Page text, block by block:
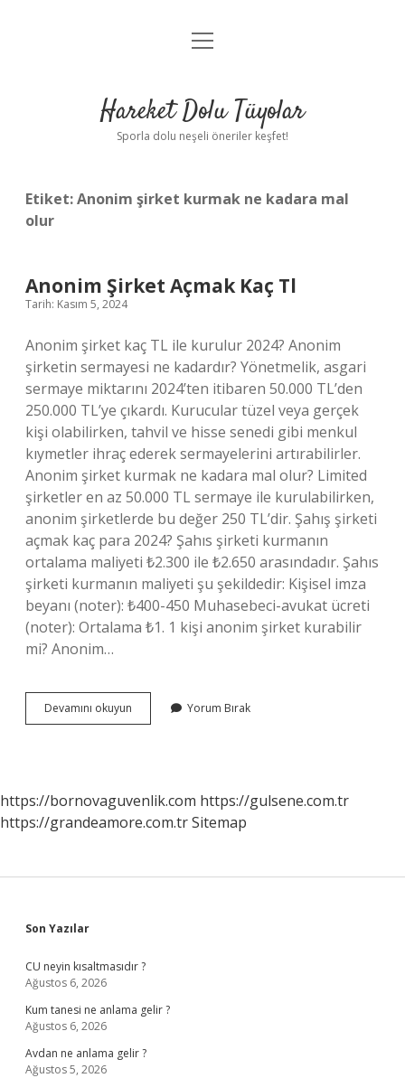
Anasayfa
Yasal Uyarı
menüyü
Hareket Dolu Tüyolar
Sporla dolu neşeli öneriler keşfet!
Etiket:Anonim şirket kurmak ne kadara mal
olur
Anonim Şirket Açmak Kaç Tl
Tarih: Kasım 5, 2024
Anonim şirket kaç TL ile kurulur 2024? Anonim
şirketin sermayesi ne kadardır? Yönetmelik, asgari
sermaye miktarını 2024’ten itibaren 50.000 TL’den
250.000 TL’ye çıkardı. Kurucular tüzel veya gerçek
kişi olabilirken, tahvil ve hisse senedi gibi menkul
kıymetler ihraç ederek sermayelerini artırabilirler.
Anonim şirket kurmak ne kadara mal olur? Limited
şirketler en az 50.000 TL sermaye ile kurulabilirken,
anonim şirketlerde bu değer 250 TL’dir. Şahış şirketi
açmak kaç para 2024? Şahıs şirketi kurmanın
ortalama maliyeti ₺2.300 ile ₺2.650 arasındadır. Şahıs
şirketi kurmanın maliyeti şu şekildedir: Kişisel imza
beyanı (noter): ₺400-450 Muhasebeci-avukat ücreti
(noter): Ortalama ₺1. 1 kişi anonim şirket kurabilir
mi? Anonim…
Devamını okuyun
Şirket
Yorum Bırak
https://bornovaguvenlik.com https://gulsene.com.tr
https://grandeamore.com.trSitemap
Sidebar
Son Yazılar
CU neyin kısaltmasıdır ?
Ağustos 6, 2026
Kum tanesi ne anlama gelir ?
Ağustos 6, 2026
Avdan ne anlama gelir ?
Ağustos 5, 2026